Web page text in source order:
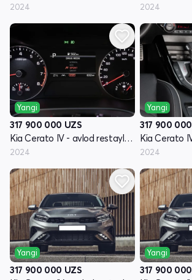
2024 2024
Yangi
317 900 000 UZS
Kia Cerato IV - avlod restayling
2024
Yangi
317 900 000
2024
Yangi
317 900 000 UZS
Yangi
317 900 000